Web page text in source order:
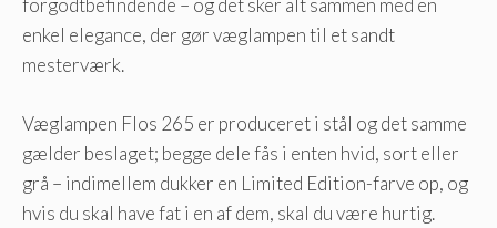
forgodtbefindende – og det sker alt sammen med en
enkel elegance, der gør væglampen til et sandt
mesterværk.
Væglampen Flos 265 er produceret i stål og det samme
gælder beslaget; begge dele fås i enten hvid, sort eller
grå – indimellem dukker en Limited Edition-farve op, og
hvis du skal have fat i en af dem, skal du være hurtig.